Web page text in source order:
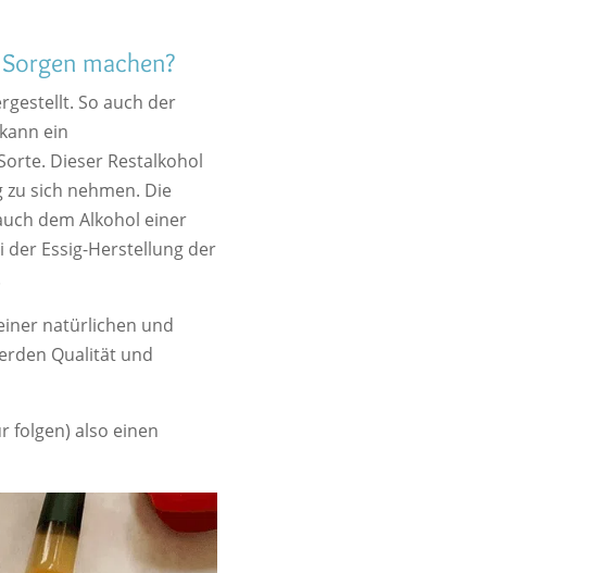
machen?
So auch der
ein
Dieser Restalkohol
sich nehmen. Die
dem Alkohol einer
Essig-Herstellung der
natürlichen und
Qualität und
folgen) also einen